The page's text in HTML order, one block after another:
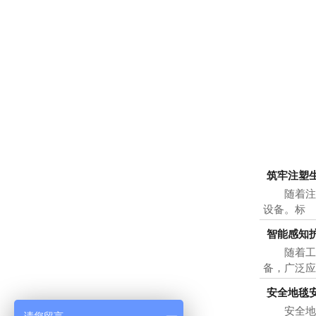
筑牢注塑
随着注塑
设备。标
智能感知
随着工业
备，广泛应
安全地毯
安全地毯